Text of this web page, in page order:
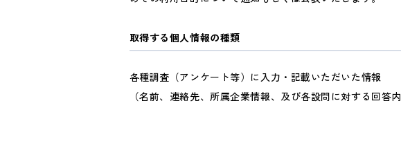
取得する個人情報の種類
各種調査（アンケート等）に入力・記載いただいた情報
（名前、連絡先、所属企業情報、及び各設問に対する回答内